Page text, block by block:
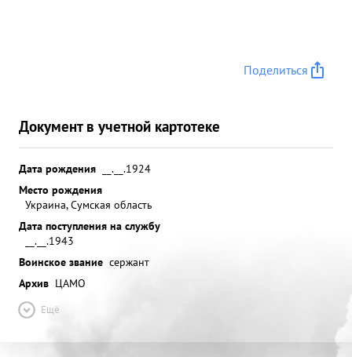
Поделиться
Документ в учетной картотеке
Дата рождения
__.__.1924
Место рождения
Украина, Сумская область
Дата поступления на службу
__.__.1943
Воинское звание сержант
Архив ЦАМО
Ещё